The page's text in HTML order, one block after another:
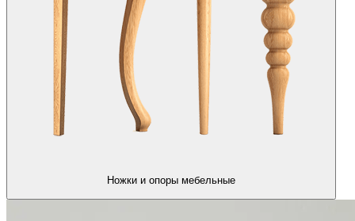
Ножки и опоры мебельные